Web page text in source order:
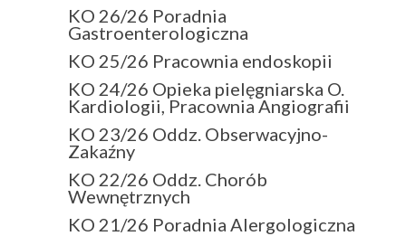
KO 26/26 Poradnia
Gastroenterologiczna
KO 25/26 Pracownia endoskopii
KO 24/26 Opieka pielęgniarska O.
Kardiologii, Pracownia Angiografii
KO 23/26 Oddz. Obserwacyjno-
Zakaźny
KO 22/26 Oddz. Chorób
Wewnętrznych
KO 21/26 Poradnia Alergologiczna